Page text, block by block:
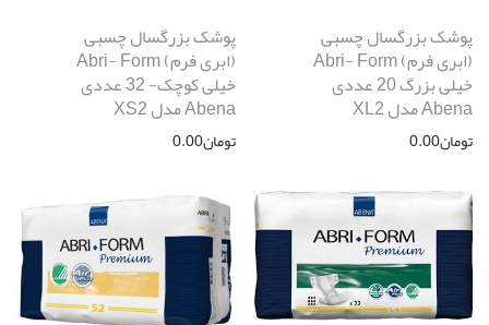
پوشک بزرگسال چسبی
(ابری فرم) Abri- Form
خیلی بزرگ 20 عددی
Abena مدل XL2
تومان0.00
پوشک بزرگسال چسبی
(ابری فرم) Abri- Form
خیلی کوچک- 32 عددی
Abena مدل XS2
تومان0.00